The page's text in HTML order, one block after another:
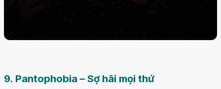
9. Pantophobia – Sợ hãi mọi thứ